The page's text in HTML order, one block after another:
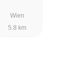
Wien
5.8 km